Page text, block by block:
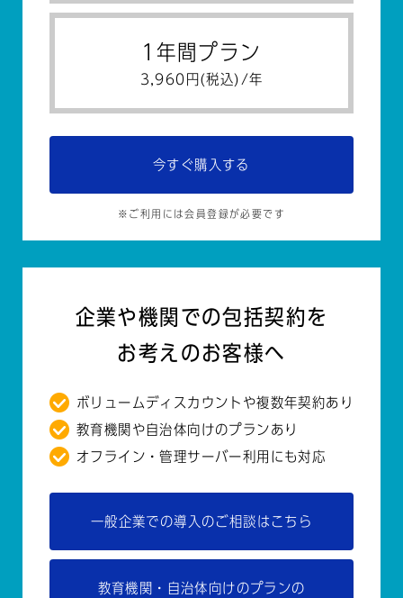
1年間プラン
3,960円(税込)/年
今すぐ購入する
※ご利用には会員登録が必要です
企業や機関での包括契約を
お考えのお客様へ
ボリュームディスカウントや複数年契約あり
教育機関や自治体向けのプランあり
オフライン・管理サーバー利用にも対応
一般企業での導入のご相談はこちら
教育機関・自治体向けのプランの